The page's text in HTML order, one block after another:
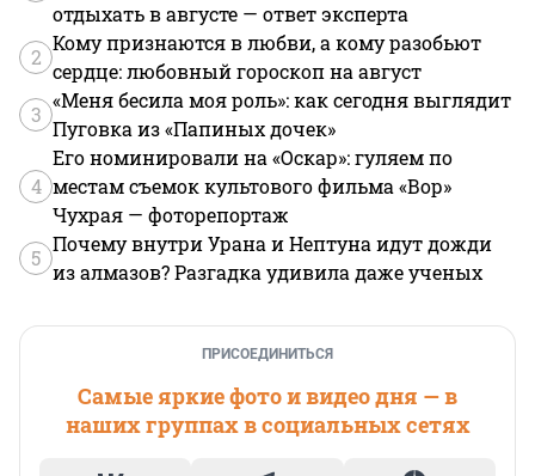
отдыхать в августе — ответ эксперта
2
Кому признаются в любви, а кому разобьют
сердце: любовный гороскоп на август
3
«Меня бесила моя роль»: как сегодня выглядит
Пуговка из «Папиных дочек»
4
Его номинировали на «Оскар»: гуляем по
местам съемок культового фильма «Вор»
Чухрая — фоторепортаж
5
Почему внутри Урана и Нептуна идут дожди
из алмазов? Разгадка удивила даже ученых
ПРИСОЕДИНИТЬСЯ
Самые яркие фото и видео дня — в
наших группах в социальных сетях